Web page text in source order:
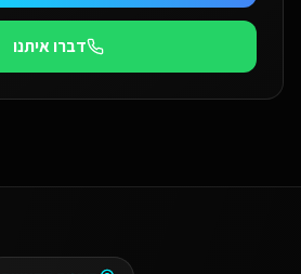
דברו איתנו